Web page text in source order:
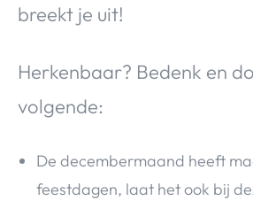
breekt je uit!
Herkenbaar? Bedenk en
volgende:
De decembermaand heeft
feestdagen, laat het ook bij